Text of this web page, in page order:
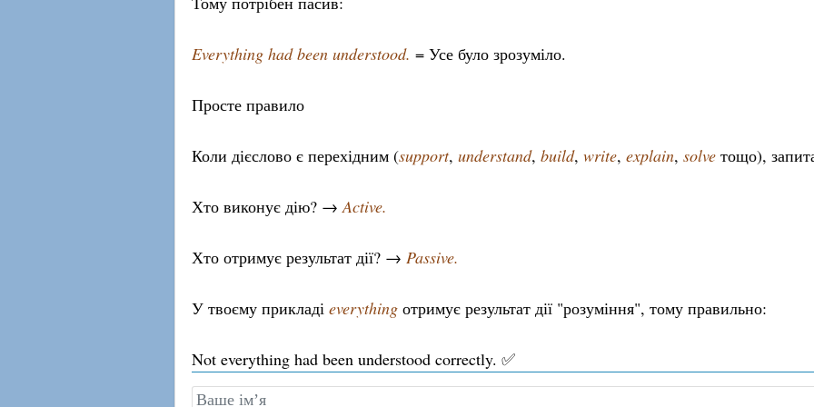
Everything had been understood. = Усе було зрозуміло.
Просте правило
Коли дієслово є перехідним (support, understand, build, write, explain, solve тощо),
Хто виконує дію? →Active.
Хто отримує результат дії? → Passive.
У твоєму прикладі everything отримує результат дії "розуміння", тому правильно:
Not everything had been understood correctly. ✅